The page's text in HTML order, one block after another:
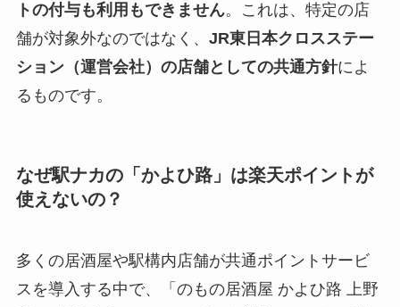
トの付与も利用もできません。これは、特定の店
舗が対象外なのではなく、 JR東日本クロスステー
ション（運営会社）の店舗としての共通方針によ
るものです。
なぜ駅ナカの「かよひ路」は楽天ポイントが
使えないの？
多くの居酒屋や駅構内店舗が共通ポイントサービ
スを導入する中で、「のもの居酒屋 かよひ路 上野